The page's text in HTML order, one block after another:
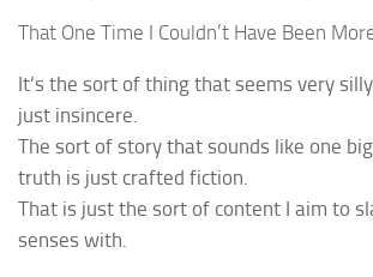
That One Time I Couldn’t Have Been
It’s the sort of thing that seems very
just insincere.
The sort of story that sounds like one
truth is just crafted fiction.
That is just the sort of content I aim to
senses with.